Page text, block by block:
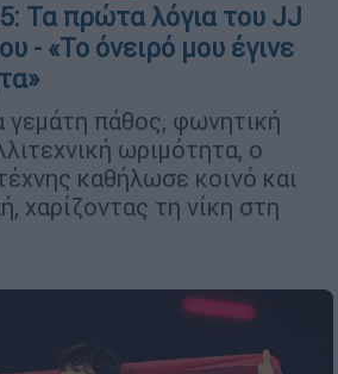
Τα πρώτα λόγια του JJ
- «Το όνειρό μου έγινε
γεμάτη πάθος, φωνητική
ωριμότητα, ο
καθήλωσε κοινό και
χαρίζοντας τη νίκη στη